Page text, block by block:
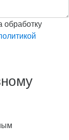
обработку